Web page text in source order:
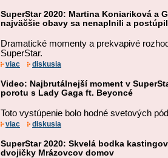
SuperStar 2020: Martina Koniariková a
najväčšie obavy sa nenaplnili a
Dramatické momenty a prekvapivé
SuperStar.
viac diskusia
Video: Najbrutálnejší moment v
porotu s Lady Gaga ft. Beyoncé
Toto vystúpenie bolo hodné svetových
viac diskusia
SuperStar 2020: Skvelá bodka
dvojičky Mrázovcov domov